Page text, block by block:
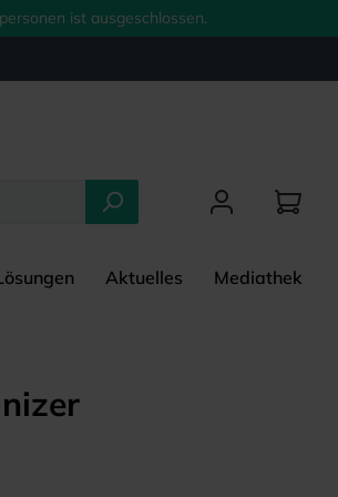
ist ausgeschlossen.
Aktuelles Mediathek